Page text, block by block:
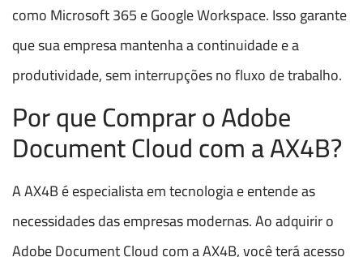
como Microsoft 365 e Google Workspace. Isso garante
que sua empresa mantenha a continuidade e a
produtividade, sem interrupções no fluxo de trabalho.
Por que Comprar o Adobe
Document Cloud com a AX4B?
A AX4B é especialista em tecnologia e entende as
necessidades das empresas modernas. Ao adquirir o
Adobe Document Cloud com a AX4B, você terá acesso